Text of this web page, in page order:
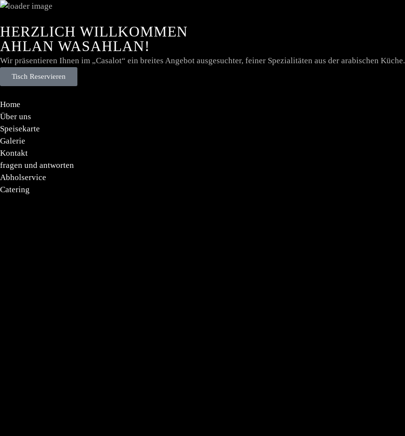
HERZLICH WILLKOMMEN
AHLAN WASAHLAN!
Wir präsentieren Ihnen im „Casalot“ ein breites Angebot ausgesuchter, feiner Spezialitäten aus der arabischen Küche.
Tisch Reservieren
Home
Über uns
Speisekarte
Galerie
Kontakt
fragen und antworten
Abholservice
Catering